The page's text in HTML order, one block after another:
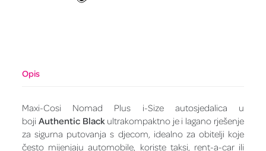
Opis
Maxi-Cosi Nomad Plus i-Size autosjedalica u
bojiAuthentic Blackultrakompaktno je i lagano rješenje
za sigurna putovanja s djecom, idealno za obitelji koje
često mijenjaju automobile, koriste taksi, rent-a-car ili